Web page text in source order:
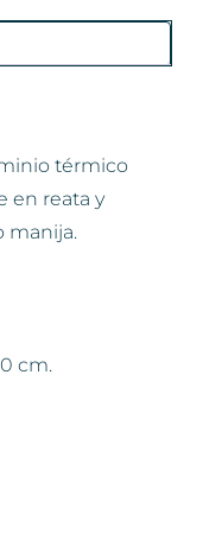
térmico
en reata y
manija.
cm.